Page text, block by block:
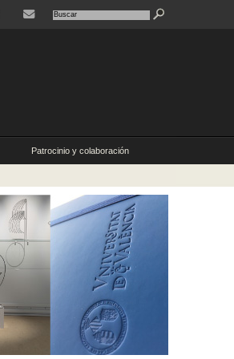
Patrocinio y colaboración